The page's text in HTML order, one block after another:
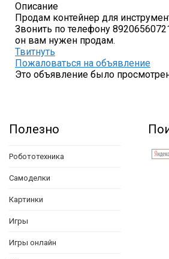
Описание
Продам контейнер для
Звонить по телефону
он вам нужен продам.
Твитнуть
Пожаловаться на объявление
Это объявление было
Полезно
Робототехника
Самоделки
Картинки
Игры
Игры онлайн